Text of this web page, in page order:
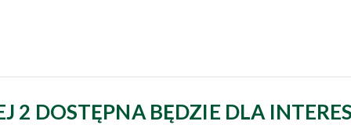
2 DOSTĘPNA BĘDZIE DLA